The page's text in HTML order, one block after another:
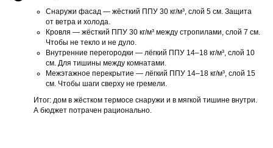
Снаружи фасад — жёсткий ППУ 30 кг/м³, слой 5 см. Защита
от ветра и холода.
Кровля — жёсткий ППУ 30 кг/м³ между стропилами, слой 7 см.
Чтобы не текло и не дуло.
Внутренние перегородки — лёгкий ППУ 14–18 кг/м³, слой 10
см. Для тишины между комнатами.
Межэтажное перекрытие — лёгкий ППУ 14–18 кг/м³, слой 15
см. Чтобы шаги сверху не гремели.
Итог: дом в жёстком термосе снаружи и в мягкой тишине внутри.
А бюджет потрачен рационально.